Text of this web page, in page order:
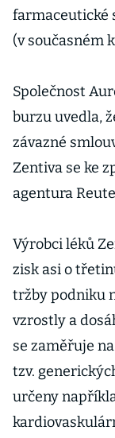
farmaceutické
(v současném
Společnost
burzu uvedla,
závazné
Zentiva se ke
agentura
Výrobci léků
zisk asi o
tržby podniku
vzrostly a
se zaměřuje
tzv.
určeny